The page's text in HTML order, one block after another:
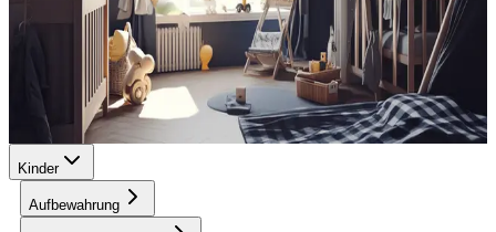
Kinder
Aufbewahrung